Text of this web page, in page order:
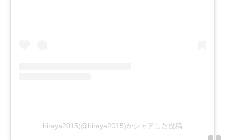
hiraya2015(@hiraya2015)がシェアした投稿